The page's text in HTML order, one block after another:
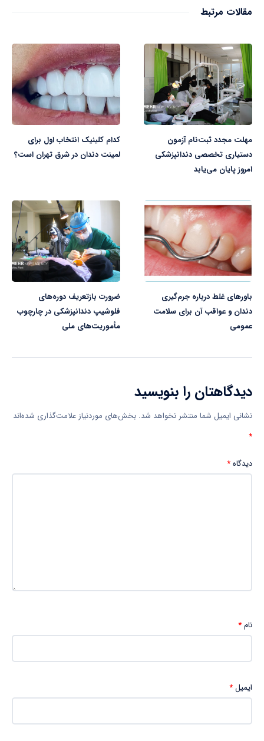
مقالات مرتبط
مهلت مجدد ثبت‌نام آزمون
دستیاری تخصصی دندانپزشکی
امروز پایان می‌یابد
کدام کلینیک انتخاب اول برای
لمینت دندان در شرق تهران است؟
باورهای غلط درباره جرم‌گیری
دندان و عواقب آن برای سلامت
عمومی
ضرورت بازتعریف دوره‌های
فلوشیپ‌ دندانپزشکی در چارچوب
مأموریت‌های ملی
دیدگاهتان را بنویسید
نشانی ایمیل شما منتشر نخواهد شد. بخش‌های موردنیاز علامت‌گذاری شده‌اند
*
دیدگاه*
نام*
ایمیل*